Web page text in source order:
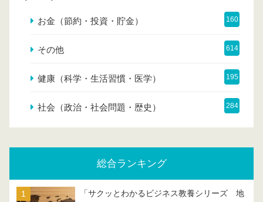
お金（節約・投資・貯金） 160
その他 614
健康（科学・生活習慣・医学） 195
社会（政治・社会問題・歴史） 284
総合ランキング
「サクッとわかるビジネス教養シリーズ 地